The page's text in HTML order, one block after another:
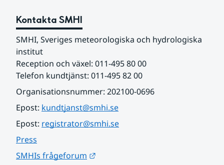
Kontakta SMHI
SMHI, Sveriges meteorologiska och hydrologiska
institut
Reception och växel: 011-495 80 00
Telefon kundtjänst: 011-495 82 00
Organisationsnummer: 202100-0696
Epost: kundtjanst@smhi.se
Epost: registrator@smhi.se
Press
SMHIs frågeforum